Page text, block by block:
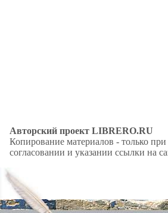
Авторский проект LIBRERO.RU
Копирование материалов - только при
согласовании и указании ссылки на